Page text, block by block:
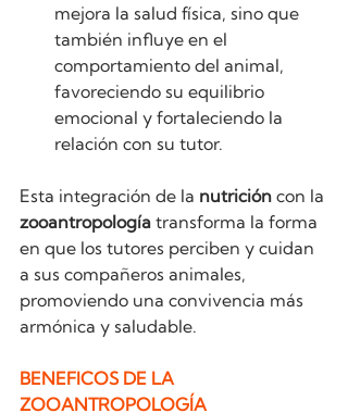
mejora la salud física, sino que
también influye en el
comportamiento del animal,
favoreciendo su equilibrio
emocional y fortaleciendo la
relación con su tutor.
Esta integración de la nutrición con la
zooantropología transforma la forma
en que los tutores perciben y cuidan
a sus compañeros animales,
promoviendo una convivencia más
armónica y saludable.
BENEFICOS DE LA
ZOOANTROPOLOGÍA